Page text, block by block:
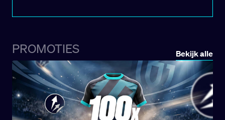
uitwedstrijd tegen Lille, met een plek in de
1-2 zege door nog in de eerste helft het
tweede doelpunt vanLes Goneste maken.
Een visitekaartje van formaat, meteen in een
grote wedstrijd met echt gewicht.
PROMOTIES Bekijk alle